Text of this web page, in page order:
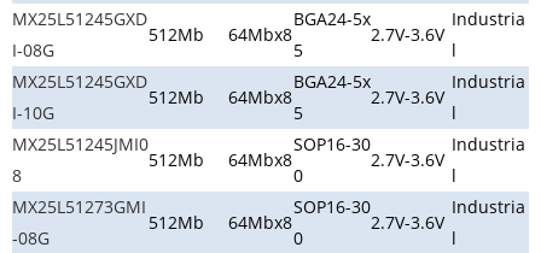
MX25L51245GXD
I-08G
512Mb 64Mbx8
BGA24-5x
5
2.7V-3.6V
Industria
l
MX25L51245GXD
I-10G
512Mb 64Mbx8
BGA24-5x
5
2.7V-3.6V
Industria
l
MX25L51245JMI0
8
512Mb 64Mbx8
SOP16-30
0
2.7V-3.6V
Industria
l
MX25L51273GMI
-08G
512Mb 64Mbx8
SOP16-30
0
2.7V-3.6V
Industria
l